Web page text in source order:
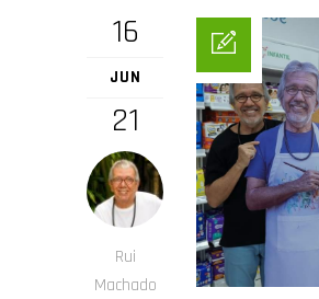
16
JUN
21
Rui
Machado